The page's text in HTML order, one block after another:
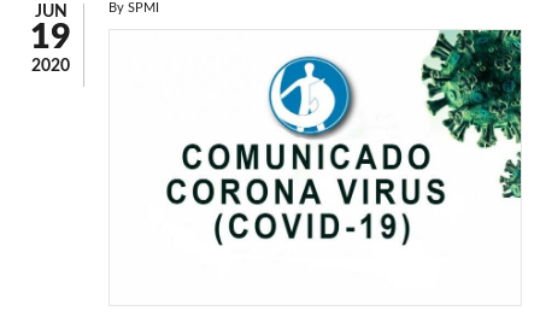
JUN
19
2020
By SPMI